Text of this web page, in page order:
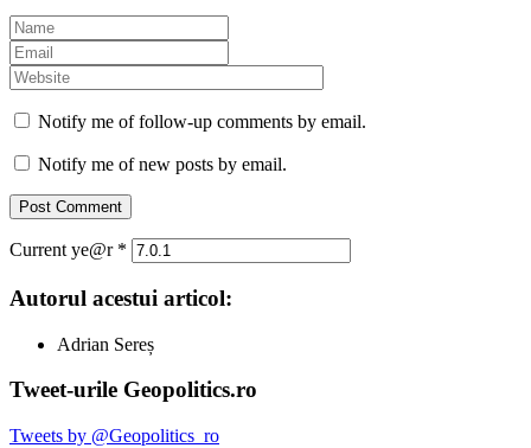
Notify me of follow-up comments by email.
Notify me of new posts by email.
Current ye@r *
Autorul acestui articol:
Adrian Sereș
Tweet-urile Geopolitics.ro
Tweets by @Geopolitics_ro